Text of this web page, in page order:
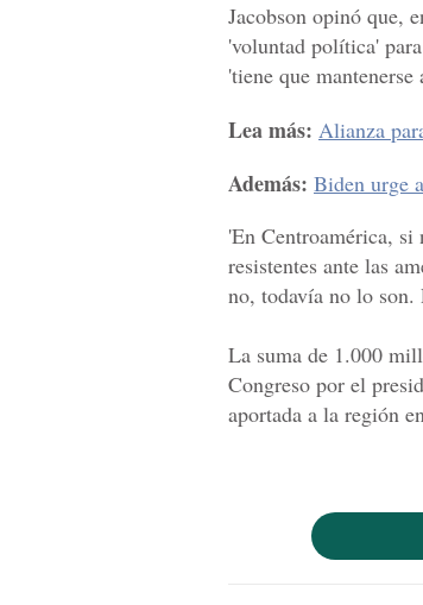
Jacobson opinó que,
'voluntad política'
'tiene que
Lea más: Alianza
Además: Biden urge
'En Centroamérica, si
resistentes ante las
no, todavía no lo son.
La suma de 1.000
Congreso por el
aportada a la región